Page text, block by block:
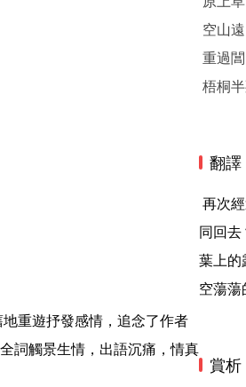
詞觸景生情，出語沉痛，情真
空山
重過
梧桐
翻譯
同回去
葉上的
空蕩
賞析